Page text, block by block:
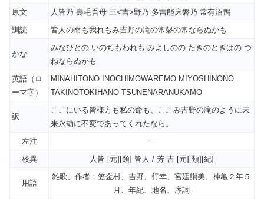
原文
人皆乃 壽毛吾母 三<吉>野乃 多吉能床磐乃 常有沼鴨
訓読
皆人の命も我れもみ吉野の滝の常磐の常ならぬかも
かな
みなひとの いのちもわれも みよしのの たきのときはの つ
ねならぬかも
英語（ロ
ーマ字）
MINAHITONO INOCHIMOWAREMO MIYOSHINONO
TAKINOTOKIHANO TSUNENARANUKAMO
訳
ここにいる皆様方も私の命も、ここみ吉野の滝のように未
来永劫に不変であってくれたなら。
左注
–
校異
人皆 [元][類] 皆人 / 芳 吉 [元][類][紀]
用語
雑歌、作者：笠金村、吉野、行幸、宮廷讃美、神亀２年５
月、年紀、地名、序詞